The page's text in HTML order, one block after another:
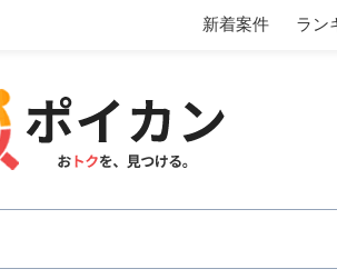
新着案件 ラン